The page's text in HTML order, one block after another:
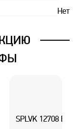
Нет
SPLVK 12708 B2